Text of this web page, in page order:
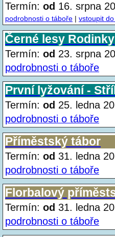
Termín: od 16. srpna
podrobnosti o táboře | vstoupit
Černé lesy Rodinky
Termín: od 23. srpna
podrobnosti o táboře
První lyžování -
Termín: od 25. ledna
podrobnosti o táboře
Příměstský tábor
Termín: od 31. ledna
podrobnosti o táboře
Florbalový
Termín: od 31. ledna
podrobnosti o táboře